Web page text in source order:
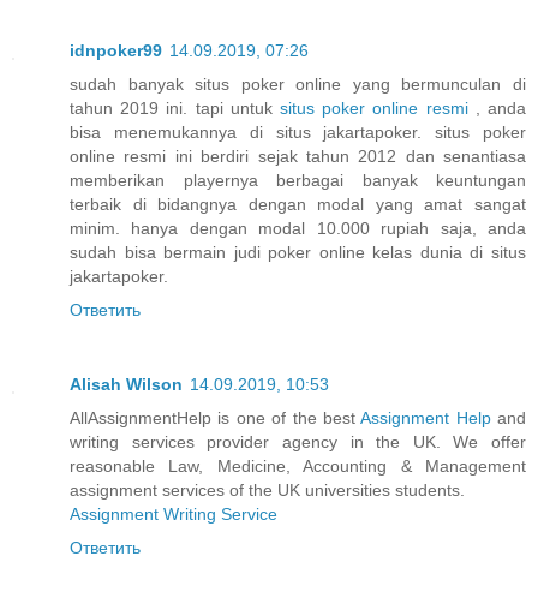
idnpoker99 14.09.2019, 07:26
sudah banyak situs poker online yang bermunculan di
tahun 2019 ini. tapi untuk situs poker online resmi, anda
bisa menemukannya di situs jakartapoker. situs poker
online resmi ini berdiri sejak tahun 2012 dan senantiasa
memberikan playernya berbagai banyak keuntungan
terbaik di bidangnya dengan modal yang amat sangat
minim. hanya dengan modal 10.000 rupiah saja, anda
sudah bisa bermain judi poker online kelas dunia di situs
jakartapoker.
Ответить
Alisah Wilson 14.09.2019, 10:53
AllAssignmentHelp is one of the bestAssignment Helpand
writing services provider agency in the UK. We offer
reasonable Law, Medicine, Accounting & Management
assignment services of the UK universities students.
Assignment Writing Service
Ответить